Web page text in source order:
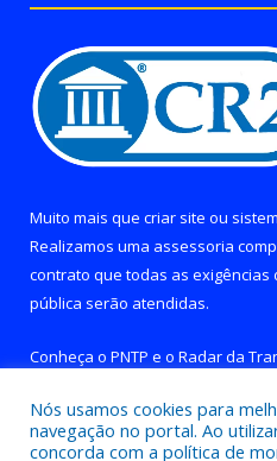
Muito mais que criar site ou
Realizamos uma assessoria
contrato que todas as exigências
pública serão atendidas.
Conheça o PNTP e o Radar da
Nós usamos cookies para
navegação no portal. Ao
concorda com a política de